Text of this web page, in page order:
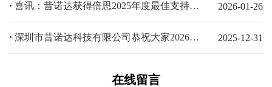
· 喜讯：昔诺达获得倍思2025年度最佳支持伙伴奖 2026-01-26
· 深圳市昔诺达科技有限公司恭祝大家2026新年快乐，马年大吉！ 2025-12-31
在线留言